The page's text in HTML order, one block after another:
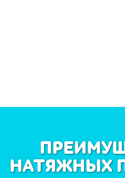
НАТЯЖНЫХ